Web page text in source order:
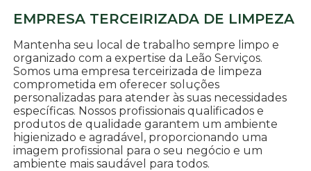
EMPRESA TERCEIRIZADA DE LIMPEZA
Mantenha seu local de trabalho sempre limpo e
organizado com a expertise da Leão Serviços.
Somos uma empresa terceirizada de limpeza
comprometida em oferecer soluções
personalizadas para atender às suas necessidades
específicas. Nossos profissionais qualificados e
produtos de qualidade garantem um ambiente
higienizado e agradável, proporcionando uma
imagem profissional para o seu negócio e um
ambiente mais saudável para todos.